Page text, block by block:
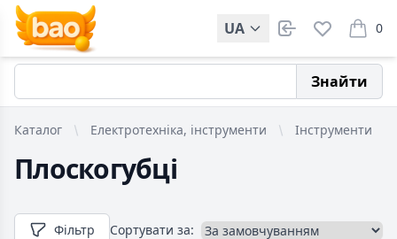
UA 0
items
Знайти
Каталог Електротехніка, інструменти Інструменти
Плоскогубці
Фільтр Сортувати за: